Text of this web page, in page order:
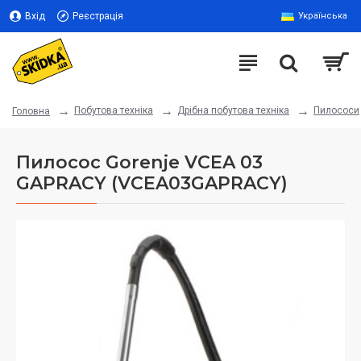
Вхід Реєстрація Українська
Головна Побутова техніка Дрібна побутова техніка Пилососи
Пилосос Gorenje VCEA 03
GAPRACY (VCEA03GAPRACY)